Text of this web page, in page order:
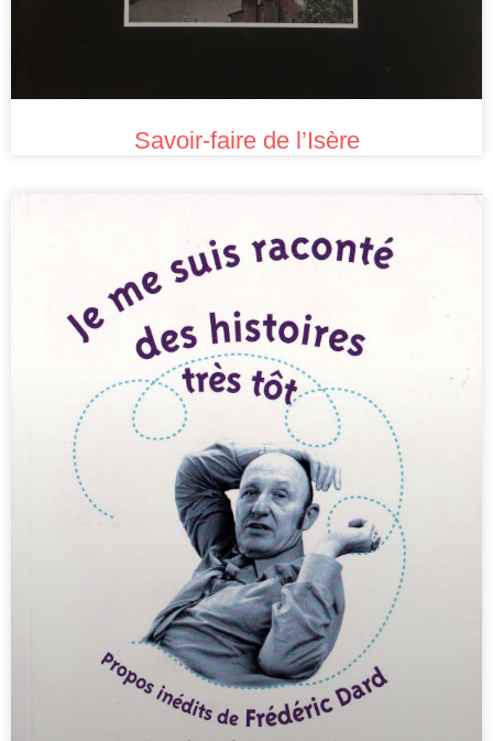
Savoir-faire de l’Isère